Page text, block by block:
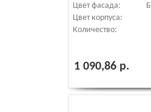
Цвет фасада:
Цвет корпуса:
Количество:
1 090,86 р.